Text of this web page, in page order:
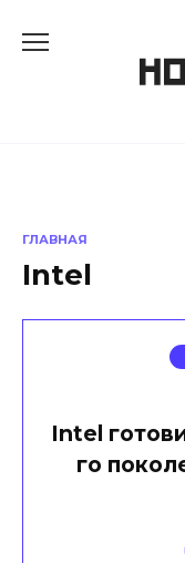
ГЛАВНАЯ
Intel
Intel
го